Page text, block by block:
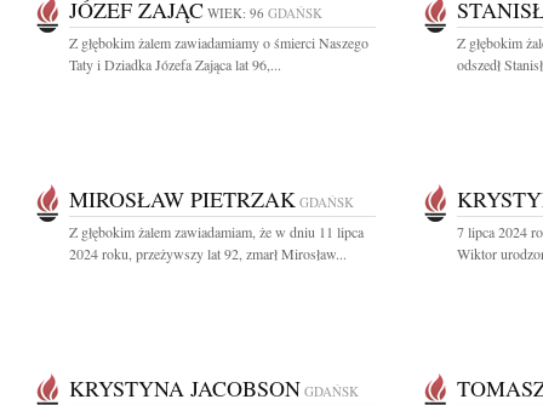
JÓZEF ZAJĄC WIEK: 96 GDAŃSK
Z głębokim żalem zawiadamiamy o śmierci Naszego
Taty i Dziadka Józefa Zająca lat 96,...
Z głębokim
odszedł
MIROSŁAW PIETRZAK GDAŃSK
Z głębokim żalem zawiadamiam, że w dniu 11 lipca
2024 roku, przeżywszy lat 92, zmarł Mirosław...
7 lipca 2024
Wiktor
KRYSTYNA JACOBSON GDAŃSK